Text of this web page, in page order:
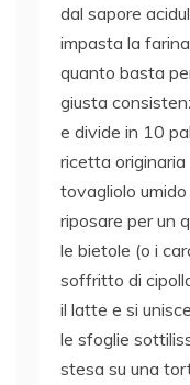
dal sapore
impasta la farina
quanto basta
giusta
e divide in 10
ricetta originaria
tovagliolo
riposare per un
le bietole (o i
soffritto di
il latte e si
le sfoglie
stesa su una